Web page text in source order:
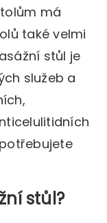
má
také velmi
stůl je
služeb a
stůl?